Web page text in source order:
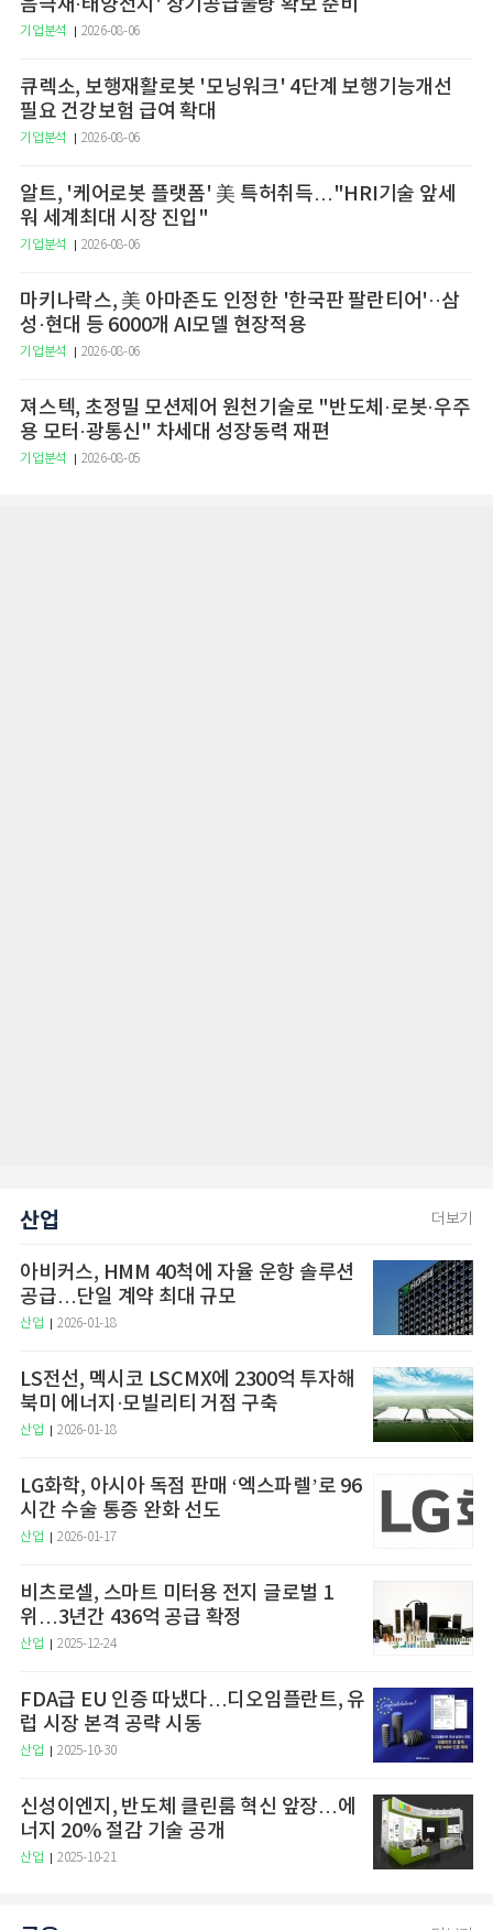
음극재·태양전지' 장기공급물량 확보 준비
기업분석 2026-08-06
큐렉소, 보행재활로봇 '모닝워크' 4단계 보행기능개선
필요 건강보험 급여 확대
기업분석 2026-08-06
알트, '케어로봇 플랫폼' 美 특허취득…"HRI기술 앞세
워 세계최대 시장 진입"
기업분석 2026-08-06
마키나락스, 美 아마존도 인정한 '한국판 팔란티어'··삼
성·현대 등 6000개 AI모델 현장적용
기업분석 2026-08-06
져스텍, 초정밀 모션제어 원천기술로 "반도체·로봇·우주
용 모터·광통신" 차세대 성장동력 재편
기업분석 2026-08-05
산업 더보기
아비커스, HMM 40척에 자율 운항 솔루션
공급…단일 계약 최대 규모
산업 2026-01-18
LS전선, 멕시코 LSCMX에 2300억 투자해
북미 에너지·모빌리티 거점 구축
산업 2026-01-18
LG화학, 아시아 독점 판매 ‘엑스파렐’로 96
시간 수술 통증 완화 선도
산업 2026-01-17
비츠로셀, 스마트 미터용 전지 글로벌 1
위…3년간 436억 공급 확정
산업 2025-12-24
FDA급 EU 인증 따냈다…디오임플란트, 유
럽 시장 본격 공략 시동
산업 2025-10-30
신성이엔지, 반도체 클린룸 혁신 앞장…에
너지 20% 절감 기술 공개
산업 2025-10-21